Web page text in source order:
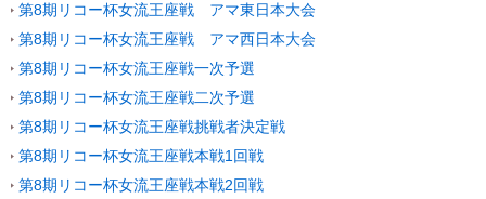
第8期リコー杯女流王座戦 アマ東日本大会
第8期リコー杯女流王座戦 アマ西日本大会
第8期リコー杯女流王座戦一次予選
第8期リコー杯女流王座戦二次予選
第8期リコー杯女流王座戦挑戦者決定戦
第8期リコー杯女流王座戦本戦1回戦
第8期リコー杯女流王座戦本戦2回戦